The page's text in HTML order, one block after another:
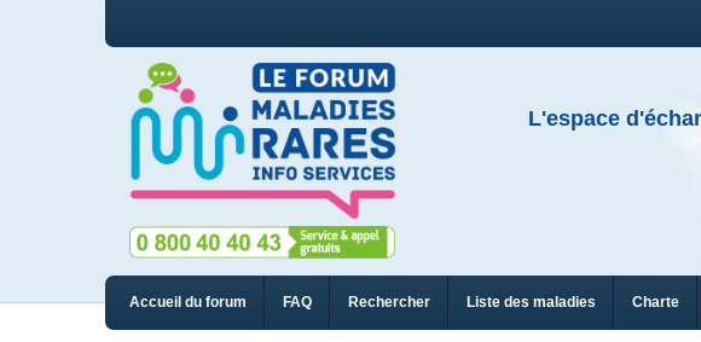
L'espace
Accueil du forum FAQ Rechercher Liste des maladies Charte